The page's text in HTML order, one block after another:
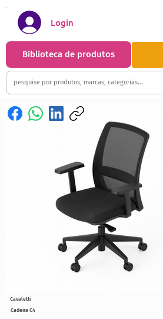
Biblioteca de produtos
Login
Cadeira C4
Cavaletti